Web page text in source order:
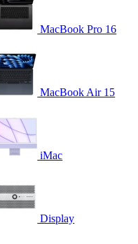
MacBook Pro 16
MacBook Air 15
iMac
Display